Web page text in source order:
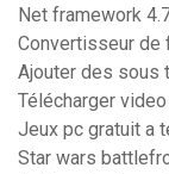
Net framework
Convertisseur de
Ajouter des sous
Télécharger
Jeux pc gratuit a
Star wars